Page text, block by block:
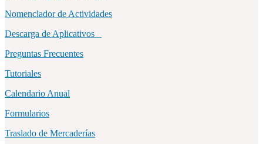
Nomenclador de Actividades
Descarga de Aplicativos
Preguntas Frecuentes
Tutoriales
Calendario Anual
Formularios
Traslado de Mercaderías